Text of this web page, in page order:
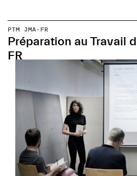
PTM JMA-FR
Préparation au Travail
FR